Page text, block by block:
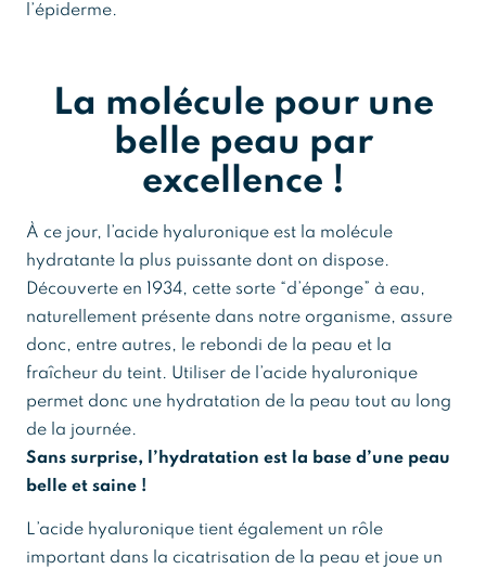
l’épiderme.
La molécule pour une
belle peau par
excellence !
À ce jour, l’acide hyaluronique est la molécule
hydratante la plus puissante dont on dispose.
Découverte en 1934, cette sorte “d’éponge” à eau,
naturellement présente dans notre organisme, assure
donc, entre autres, le rebondi de la peau et la
fraîcheur du teint. Utiliser de l’acide hyaluronique
permet donc une hydratation de la peau tout au long
de la journée.
Sans surprise, l’hydratation est la base d’une peau
belle et saine !
L’acide hyaluronique tient également un rôle
important dans la cicatrisation de la peau et joue un